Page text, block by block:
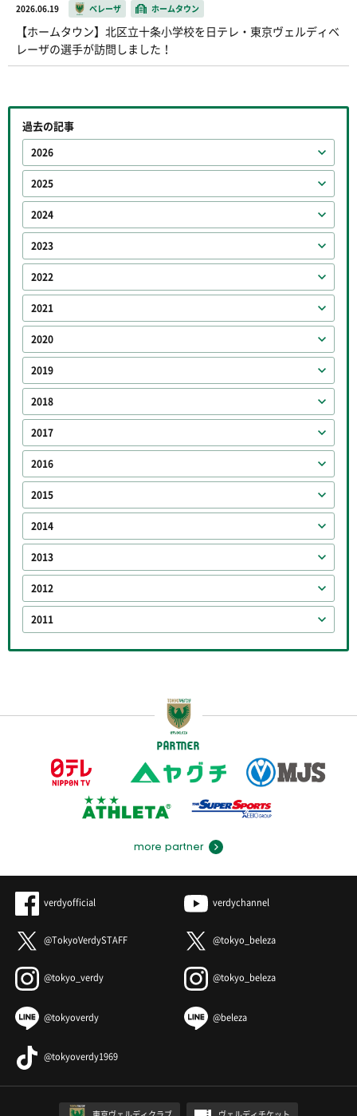
2026.06.19 ベレーザ ホームタウン
【ホームタウン】北区立十条小学校を日テレ・東京ヴェルディベ
レーザの選手が訪問しました！
過去の記事
2026
2025
2024
2023
2022
2021
2020
2019
2018
2017
2016
2015
2014
2013
2012
2011
PARTNER
more partner
verdyofficial verdychannel
@TokyoVerdySTAFF @tokyo_beleza
@tokyo_verdy @tokyo_beleza
@tokyoverdy @beleza
@tokyoverdy1969